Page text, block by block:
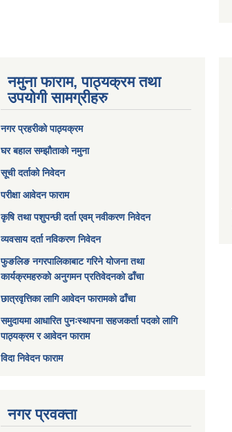
नमुना फाराम, पाठ्यक्रम तथा
उपयोगी सामग्रीहरु
नगर प्रहरीको पाठ्यक्रम
घर बहाल सम्झौताको नमुना
सूची दर्ताको निवेदन
परीक्षा आवेदन फाराम
कृषि तथा पशुपन्छी दर्ता एवम् नवीकरण निवेदन
व्यवसाय दर्ता नविकरण निवेदन
फुङलिङ नगरपालिकाबाट गरिने योजना तथा
कार्यक्रमहरुको अनुगमन प्रतिवेदनको ढाँचा
छात्रवृत्तिका लागि आवेदन फारामको ढाँचा
समुदायमा आधारित पुनःस्थापना सहजकर्ता पदको लागि
पाठ्यक्रम र आवेदन फाराम
विदा निवेदन फाराम
नगर प्रवक्ता